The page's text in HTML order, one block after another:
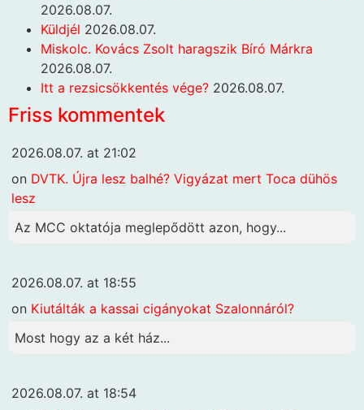
2026.08.07.
Küldjél 2026.08.07.
Miskolc. Kovács Zsolt haragszik Bíró Márkra
2026.08.07.
Itt a rezsicsökkentés vége? 2026.08.07.
Friss kommentek
2026.08.07. at 21:02
on DVTK. Újra lesz balhé? Vigyázat mert Toca dühös
lesz
Az MCC oktatója meglepődött azon, hogy...
2026.08.07. at 18:55
on Kiutálták a kassai cigányokat Szalonnáról?
Most hogy az a két ház...
2026.08.07. at 18:54